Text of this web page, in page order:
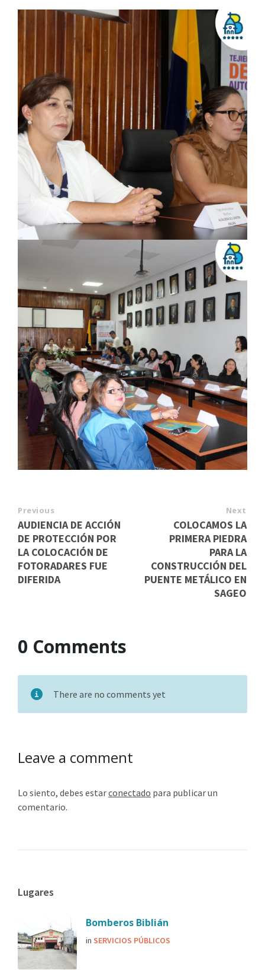
Previous
AUDIENCIA DE ACCIÓN
DE PROTECCIÓN POR
LA COLOCACIÓN DE
FOTORADARES FUE
DIFERIDA
Next
COLOCAMOS LA
PRIMERA PIEDRA
PARA LA
CONSTRUCCIÓN DEL
PUENTE METÁLICO EN
SAGEO
0 Comments
There are no comments yet
Leave a comment
Lo siento, debes estarconectado para publicar un
comentario.
Lugares
Bomberos Biblián
in SERVICIOS PÚBLICOS